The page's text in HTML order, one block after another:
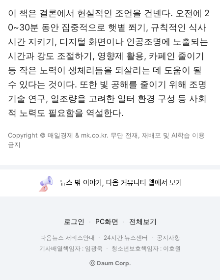
이 책은 결론에서 현실적인 조언을 건넨다. 오전에 2
0~30분 동안 집중적으로 햇볕 쬐기, 규칙적인 식사
시간 지키기, 디지털 화면이나 인공조명에 노출되는
시간과 강도 조절하기, 영향제 활용, 카페인 줄이기
등 작은 노력이 생체리듬을 되살리는 데 도움이 될
수 있다는 것이다. 또한 빛 공해를 줄이기 위해 조명
기술 연구, 일조량을 고려한 일터 환경 구성 등 사회
적 노력도 필요함을 역설한다.
Copyright © 매일경제 & mk.co.kr. 무단 전재, 재배포 및 AI학습 이용
금지
뉴스 밖 이야기, 다음 커뮤니티 웹에서 보기
로그인 PC화면 전체보기
다음뉴스 서비스안내 24시간 뉴스센터
공지사항
기사배열책임자 : 임광욱
청소년보호책임자 : 이호원
ⓒ Daum Corp.